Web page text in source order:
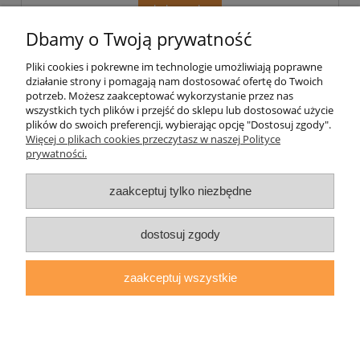
do koszyka
Pomoc
Moje konto
Informacje
O nas
ul. Grodzka Nr 23, 67-200 Głogów | woj. dolnośląskie
| tel.: 513093168 | email:sklep@daryziol.pl| NIP: 6921579498 |
Dbamy o Twoją prywatność
Pliki cookies i pokrewne im technologie umożliwiają poprawne
działanie strony i pomagają nam dostosować ofertę do Twoich
potrzeb. Możesz zaakceptować wykorzystanie przez nas
wszystkich tych plików i przejść do sklepu lub dostosować użycie
plików do swoich preferencji, wybierając opcję "Dostosuj zgody".
Więcej o plikach cookies przeczytasz w naszej Polityce
prywatności.
zaakceptuj tylko niezbędne
dostosuj zgody
zaakceptuj wszystkie